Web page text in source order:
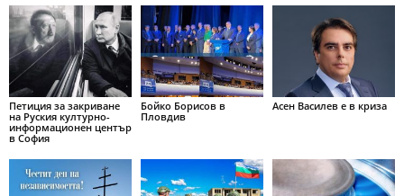
Петиция за закриване
на Руския културно-
информационен център
в София
Бойко Борисов в
Пловдив
Асен Василев е в криза